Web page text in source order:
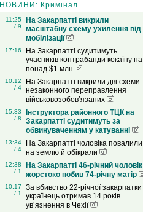
НОВИНИ: Кримінал
11:25
/ 9
На Закарпатті викрили
масштабну схему ухилення від
мобілізації
17:16
На Закарпатті судитимуть
учасників контрабанди кокаїну на
понад $1 млн
10:12
/ 4
На Закарпатті викрили дві схеми
незаконного переправлення
військовозобов’язаних
15:33
/ 8
Інструктора районного ТЦК на
Закарпатті судитимуть за
обвинуваченням у катуванні
13:34
/ 4
На Закарпатті чоловіка повалили
на землю й обікрали
12:38
/ 1
На Закарпатті 46-річний чоловік
жорстоко побив 74-річну матір
10:17
/ 1
За вбивство 22-річної закарпатки
українець отримав 14 років
ув’язнення в Чехії